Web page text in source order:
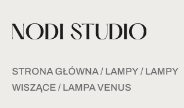
STRONA GŁÓWNA/ LAMPY / LAMPY
WISZĄCE / LAMPA VENUS